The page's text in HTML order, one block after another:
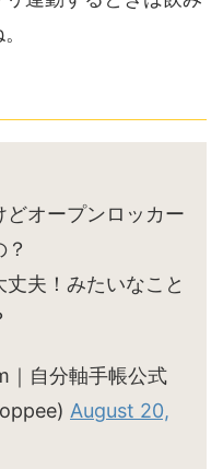
オープンロッカー
夫！みたいなこと
自分軸手帳公式
August 20,